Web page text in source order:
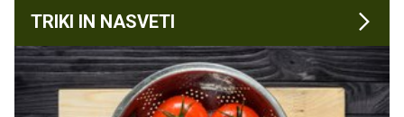
TRIKI IN NASVETI